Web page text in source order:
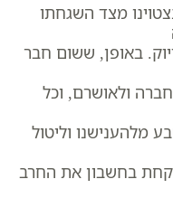
מצד השגחתו
באופן, ששום חבר
ולאושרם, וכל
מלהענישנו וליטול
לקחת בחשבון את החרב